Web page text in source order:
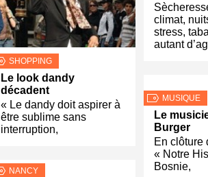
SHOPPING
Le look dandy
décadent
« Le dandy doit aspirer à
être sublime sans
interruption,
NANCY
climat,
stress,
autant
MUSIQUE
Le
Burger
En clôture
« Notre
Bosnie,